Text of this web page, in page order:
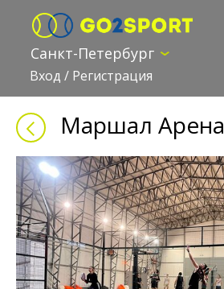
Санкт-Петербург
Вход / Регистрация
Маршал Арена